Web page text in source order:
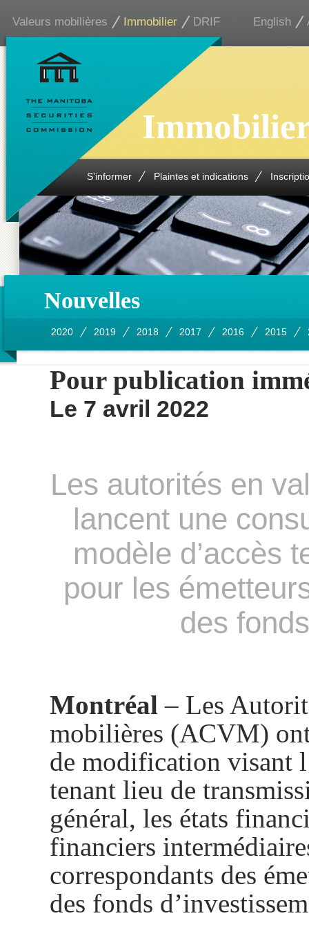
Valeurs mobilières Immobilier DRIF English
S’informer Plaintes et indications
Nouvelles
2020 2019 2018 2017 2016 2015
Pour publication
Le 7 avril 2022
Les autorités en
lancent une
modèle d’accès
pour les
des
Montréal – Les
mobilières (ACVM)
de modification visant
tenant lieu de
général, les états
financiers
correspondants des
des fonds